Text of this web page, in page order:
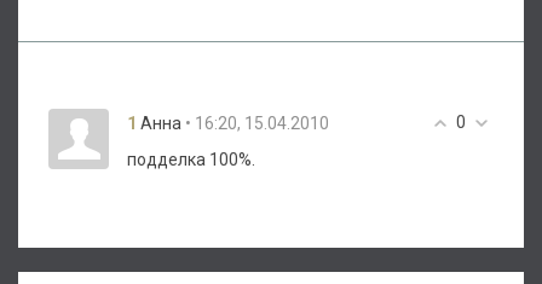
0
1 Анна • 16:20, 15.04.2010
подделка 100%.